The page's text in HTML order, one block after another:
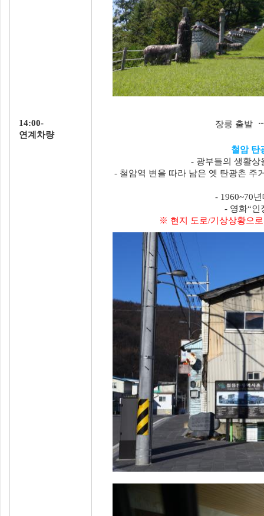
14:00-
연계차량
장릉 출발
철암 탄
- 광부들의 생활상
- 철암역 변을 따라 남은 옛 탄광촌 주
- 1960~70
- 영화“인
※ 현지 도로/기상상황으